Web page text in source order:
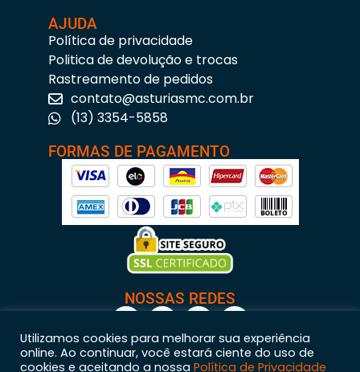
AJUDA
Política de privacidade
Politica de devolução e trocas
Rastreamento de pedidos
contato@asturiasmc.com.br
(13) 3354-5858
FORMAS DE PAGAMENTO
NOSSAS REDES
Utilizamos cookies para melhorar sua experiência
online. Ao continuar, você estará ciente do uso de
cookies e aceitando a nossa Política de Privacidade